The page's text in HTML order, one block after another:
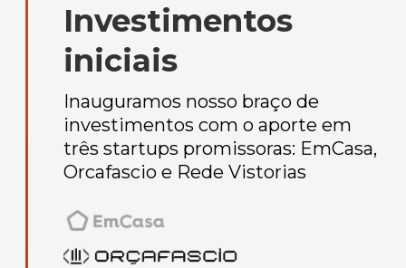
Investimentos
iniciais
Inauguramos nosso braço de
investimentos com o aporte em
três startups promissoras: EmCasa,
Orcafascio e Rede Vistorias